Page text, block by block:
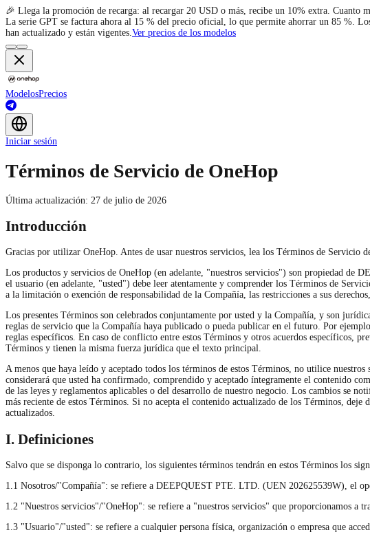
ModelosPrecios
Iniciar sesión
Términos de Servicio de OneHop
Última actualización: 27 de julio de 2026
Introducción
Gracias por utilizar OneHop. Antes de usar nuestros servicios, lea los Términos de Servicio
Los productos y servicios de OneHop (en adelante, "nuestros servicios") son propiedad de
el usuario (en adelante, "usted") debe leer atentamente y comprender los Términos de
a la limitación o exención de responsabilidad de la Compañía, las restricciones a sus
Los presentes Términos son celebrados conjuntamente por usted y la Compañía, y son
reglas de servicio que la Compañía haya publicado o pueda publicar en el futuro. Por
reglas específicos. En caso de conflicto entre estos Términos y otros acuerdos específicos,
Términos y tienen la misma fuerza jurídica que el texto principal.
A menos que haya leído y aceptado todos los términos de estos Términos, no utilice
considerará que usted ha confirmado, comprendido y aceptado íntegramente el contenido
de las leyes y reglamentos aplicables o del desarrollo de nuestro negocio. Los cambios se
más reciente de estos Términos. Si no acepta el contenido actualizado de los Términos,
actualizados.
I. Definiciones
Salvo que se disponga lo contrario, los siguientes términos tendrán en estos Términos los
1.1 Nosotros/"Compañía": se refiere a DEEPQUEST PTE. LTD. (UEN 202625539W), el
1.2 "Nuestros servicios"/"OneHop": se refiere a "nuestros servicios" que proporcionamos a
1.3 "Usuario"/"usted": se refiere a cualquier persona física, organización o empresa que